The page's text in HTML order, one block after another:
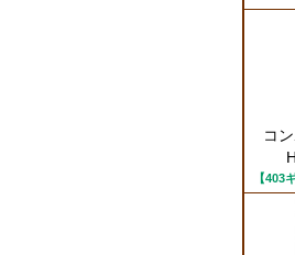
コ
【403